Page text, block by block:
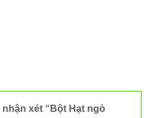
xét “Bột Hạt ngò